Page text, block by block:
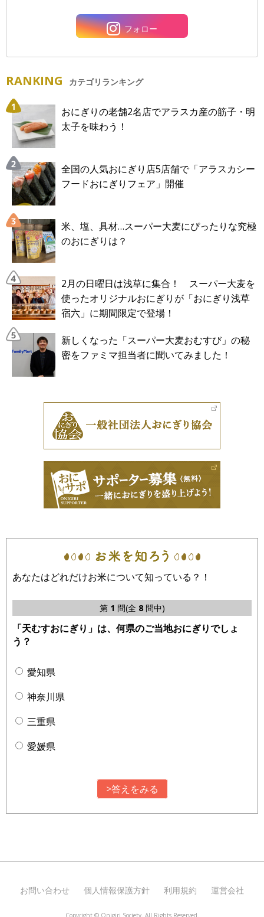
フォロー
RANKING カテゴリランキング
おにぎりの老舗2名店でアラスカ産の筋子・明
太子を味わう！
全国の人気おにぎり店5店舗で「アラスカシー
フードおにぎりフェア」開催
米、塩、具材…スーパー大麦にぴったりな究極
のおにぎりは？
2月の日曜日は浅草に集合！ スーパー大麦を
使ったオリジナルおにぎりが「おにぎり浅草
宿六」に期間限定で登場！
新しくなった「スーパー大麦おむすび」の秘
密をファミマ担当者に聞いてみました！
あなたはどれだけお米について知っている？！
第 1 問(全 8問中)
「天むすおにぎり」は、何県のご当地おにぎりでしょ
う？
愛知県
神奈川県
三重県
愛媛県
>答えをみる
お問い合わせ 個人情報保護方針 利用規約 運営会社
Copyright © Onigiri Society. All Rights Reserved.